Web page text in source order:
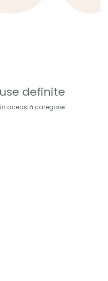
definite
această categorie.